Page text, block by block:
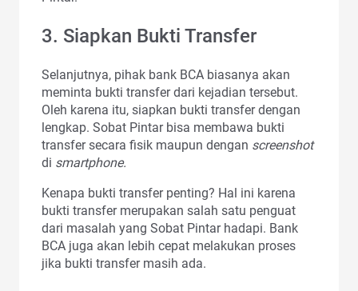
3. Siapkan Bukti Transfer
Selanjutnya, pihak bank BCA biasanya akan
meminta bukti transfer dari kejadian tersebut.
Oleh karena itu, siapkan bukti transfer dengan
lengkap. Sobat Pintar bisa membawa bukti
transfer secara fisik maupun dengan screenshot
di smartphone.
Kenapa bukti transfer penting? Hal ini karena
bukti transfer merupakan salah satu penguat
dari masalah yang Sobat Pintar hadapi. Bank
BCA juga akan lebih cepat melakukan proses
jika bukti transfer masih ada.